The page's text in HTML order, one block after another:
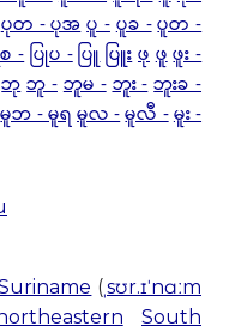
ပုတ - ပုအပူ -ပူခ -ပူတ -
-ပြုပ -ပြူပြူးဖုဖူဖူး -
ဘုဘူ -ဘူမ -ဘူး -ဘူးခ -
မူဘ - မူရ မူလ -မူလီ -မူး -
(ˌsʊr.ɪˈnɑːm
South